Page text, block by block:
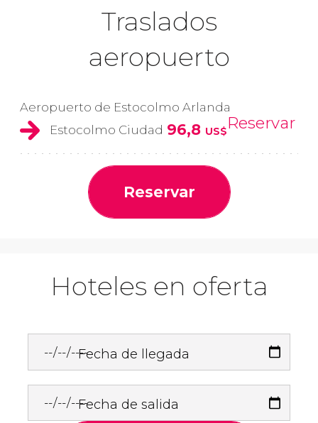
Traslados
aeropuerto
Aeropuerto de Estocolmo Arlanda
Estocolmo Ciudad 96,8 US$Reservar
Reservar
Hoteles en oferta
Fecha de llegada
Fecha de salida